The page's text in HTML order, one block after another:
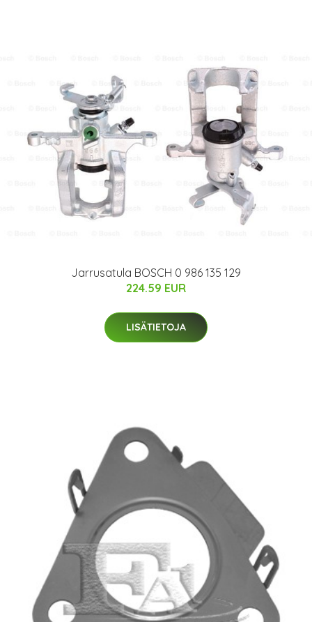
Jarrusatula BOSCH 0 986 135 129
224.59 EUR
LISÄTIETOJA